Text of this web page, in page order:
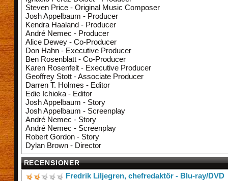
Steven Price - Original Music Composer
Josh Appelbaum - Producer
Kendra Haaland - Producer
André Nemec - Producer
Alice Dewey - Co-Producer
Don Hahn - Executive Producer
Ben Rosenblatt - Co-Producer
Karen Rosenfelt - Executive Producer
Geoffrey Stott - Associate Producer
Darren T. Holmes - Editor
Edie Ichioka - Editor
Josh Appelbaum - Story
Josh Appelbaum - Screenplay
André Nemec - Story
André Nemec - Screenplay
Robert Gordon - Story
Dylan Brown - Director
RECENSIONER
Fredrik Liljegren, chefredaktör - Blu-ray/DVD